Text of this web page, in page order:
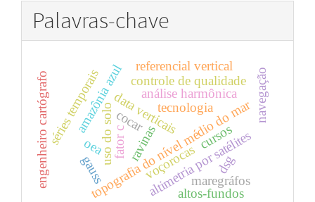
Palavras-chave
data verticais
topografia do nível médio do mar
amazônia azul
voçorocas
ravinas
uso do solo altimetria por satélites
análise harmônica
controle de qualidade
referencial vertical
séries temporais
maregráfos
altos-fundos
navegação
cocar
dsg
fator c
gauss
tecnologia
oea cursos
engenheiro cartógrafo